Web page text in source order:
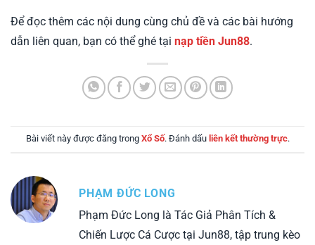
Để đọc thêm các nội dung cùng chủ đề và các bài hướng
dẫn liên quan, bạn có thể ghé tại nạp tiền Jun88.
Bài viết này được đăng trong Xổ Số. Đánh dấu liên kết thường trực.
PHẠM ĐỨC LONG
Phạm Đức Long là Tác Giả Phân Tích &
Chiến Lược Cá Cược tại Jun88, tập trung kèo